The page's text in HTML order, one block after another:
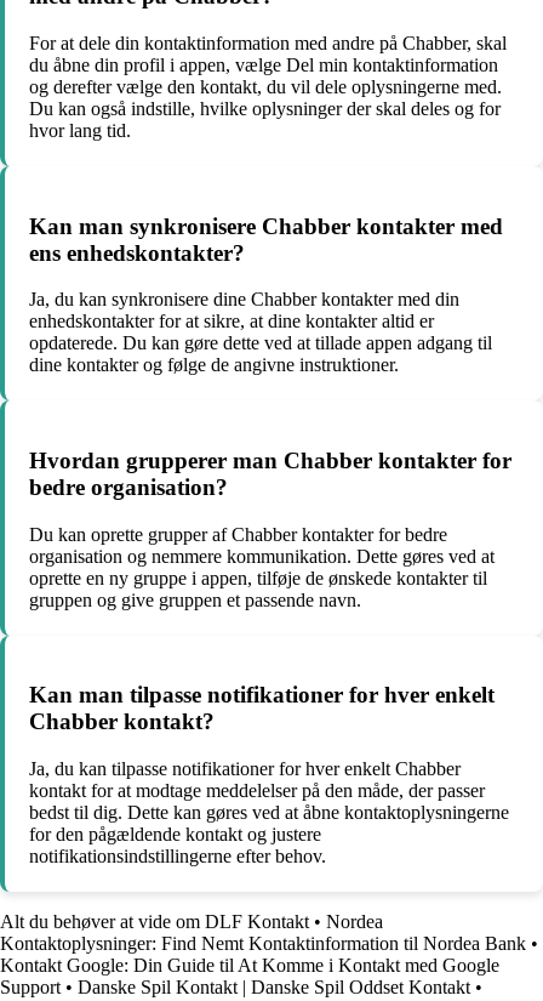
For at dele din kontaktinformation med andre på Chabber, skal
du åbne din profil i appen, vælge Del min kontaktinformation
og derefter vælge den kontakt, du vil dele oplysningerne med.
Du kan også indstille, hvilke oplysninger der skal deles og for
hvor lang tid.
Kan man synkronisere Chabber kontakter med
ens enhedskontakter?
Ja, du kan synkronisere dine Chabber kontakter med din
enhedskontakter for at sikre, at dine kontakter altid er
opdaterede. Du kan gøre dette ved at tillade appen adgang til
dine kontakter og følge de angivne instruktioner.
Hvordan grupperer man Chabber kontakter for
bedre organisation?
Du kan oprette grupper af Chabber kontakter for bedre
organisation og nemmere kommunikation. Dette gøres ved at
oprette en ny gruppe i appen, tilføje de ønskede kontakter til
gruppen og give gruppen et passende navn.
Kan man tilpasse notifikationer for hver enkelt
Chabber kontakt?
Ja, du kan tilpasse notifikationer for hver enkelt Chabber
kontakt for at modtage meddelelser på den måde, der passer
bedst til dig. Dette kan gøres ved at åbne kontaktoplysningerne
for den pågældende kontakt og justere
notifikationsindstillingerne efter behov.
Alt du behøver at vide om DLF Kontakt • Nordea
Kontaktoplysninger: Find Nemt Kontaktinformation til Nordea Bank •
Kontakt Google: Din Guide til At Komme i Kontakt med Google
Support • Danske Spil Kontakt | Danske Spil Oddset Kontakt •